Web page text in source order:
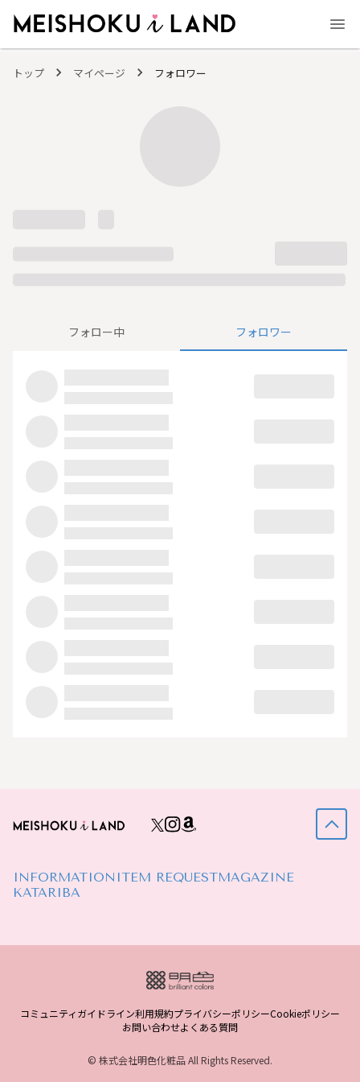
トップ マイページ フォロワー
フォロー中 フォロワー
INFORMATION ITEM REQUESTMAGAZINE
KATARIBA
コミュニティガイドライン利用規約プライバシーポリシーCookieポリシー
お問い合わせよくある質問
© 株式会社明色化粧品 All Rights Reserved.